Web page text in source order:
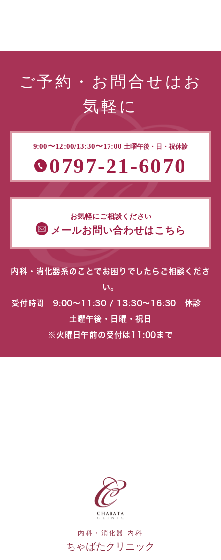
ご予約・お問合せはお
気軽に
9:00〜12:00/13:30〜17:00 土曜午後・日・祝休診
0797-21-6070
お気軽にご相談ください
メールお問い合わせはこちら
内科・消化器系のことでお困りでしたらご相談くださ
い。
受付時間 9:00〜11:30 / 13:30〜16:30 休診
土曜午後・日曜・祝日
※火曜日午前の受付は11:00まで
内科・消化器 内科
ちゃばたクリニック